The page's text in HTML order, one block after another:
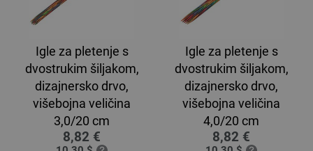
Igle za pletenje s
dvostrukim šiljakom,
dizajnersko drvo,
višebojna veličina
3,0/20 cm
8,82 €
Igle za pletenje s
dvostrukim šiljakom,
dizajnersko drvo,
višebojna veličina
4,0/20 cm
8,82 €